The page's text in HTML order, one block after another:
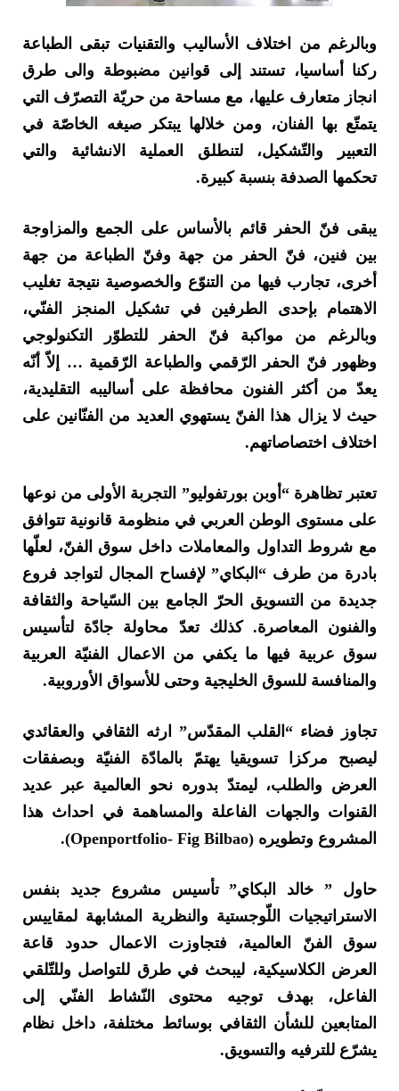
وبالرغم من اختلاف الأساليب والتقنيات تبقى الطباعة
ركنا أساسيا، تستند إلى قوانين مضبوطة والى طرق
انجاز متعارف عليها، مع مساحة من حريّة التصرّف التي
يتمتّع بها الفنان، ومن خلالها يبتكر صيغه الخاصّة في
التعبير والتّشكيل، لتنطلق العملية الانشائية والتي
تحكمها الصدفة بنسبة كبيرة.
يبقى فنّ الحفر قائم بالأساس على الجمع والمزاوجة
بين فنين، فنّ الحفر من جهة وفنّ الطباعة من جهة
أخرى، تجارب فيها من التنوّع والخصوصية نتيجة تغليب
الاهتمام بإحدى الطرفين في تشكيل المنجز الفنّي،
وبالرغم من مواكبة فنّ الحفر للتطوّر التكنولوجي
وظهور فنّ الحفر الرّقمي والطباعة الرّقمية … إلاّ أنّه
يعدّ من أكثر الفنون محافظة على أساليبه التقليدية،
حيث لا يزال هذا الفنّ يستهوي العديد من الفنّانين على
اختلاف اختصاصاتهم.
تعتبر تظاهرة “أوبن بورتفوليو” التجربة الأولى من نوعها
على مستوى الوطن العربي في منظومة قانونية تتوافق
مع شروط التداول والمعاملات داخل سوق الفنّ، لعلّها
بادرة من طرف “البكاي” لإفساح المجال لتواجد فروع
جديدة من التسويق الحرّ الجامع بين السّياحة والثقافة
والفنون المعاصرة. كذلك تعدّ محاولة جادّة لتأسيس
سوق عربية فيها ما يكفي من الاعمال الفنيّة العربية
والمنافسة للسوق الخليجية وحتى للأسواق الأوروبية.
تجاوز فضاء “القلب المقدّس” ارثه الثقافي والعقائدي
ليصبح مركزا تسويقيا يهتمّ بالمادّة الفنيّة وبصفقات
العرض والطلب، ليمتدّ بدوره نحو العالمية عبر عديد
القنوات والجهات الفاعلة والمساهمة في احداث هذا
المشروع وتطويره (Openportfolio- Fig Bilbao).
حاول ” خالد البكاي” تأسيس مشروع جديد بنفس
الاستراتيجيات اللّوجستية والنظرية المشابهة لمقاييس
سوق الفنّ العالمية، فتجاوزت الاعمال حدود قاعة
العرض الكلاسيكية، ليبحث في طرق للتواصل وللتّلقي
الفاعل، بهدف توجيه محتوى النّشاط الفنّي إلى
المتابعين للشأن الثقافي بوسائط مختلفة، داخل نظام
يشرّع للترفيه والتسويق.